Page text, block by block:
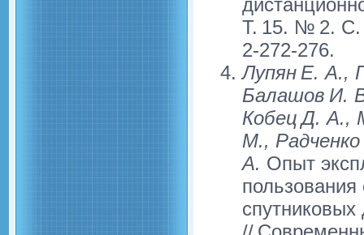
Т. 15. № 2. С.
2-272-276.
Лупян Е. А.,
Балашов И.
Кобец Д. А.,
М.,
А. Опыт